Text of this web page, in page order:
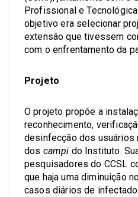
Profissional e
objetivo era selecionar
extensão que tivessem
com o enfrentamento da
Projeto
O projeto propõe a
reconhecimento,
desinfecção dos usuários
dos campi do Instituto.
pesquisadores do CCSL
que haja uma diminuição
casos diários de